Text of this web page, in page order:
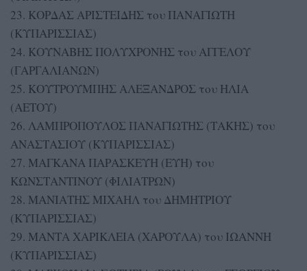
23. ΚΟΡΔΑΣ ΑΡΙΣΤΕΙΔΗΣ του ΠΑΝΑΓΙΩΤΗ
(ΚΥΠΑΡΙΣΣΙΑΣ)
24. ΚΟΥΝΑΒΗΣ ΠΟΛΥΧΡΟΝΗΣ του ΑΓΓΕΛΟΥ
(ΓΑΡΓΑΛΙΑΝΩΝ)
25. ΚΟΥΤΡΟΥΜΠΗΣ ΑΛΕΞΑΝΔΡΟΣ του ΗΛΙΑ
(ΑΕΤΟΥ)
26. ΛΑΜΠΡΟΠΟΥΛΟΣ ΠΑΝΑΓΙΩΤΗΣ (ΤΑΚΗΣ) του
ΑΝΑΣΤΑΣΙΟΥ (ΚΥΠΑΡΙΣΣΙΑΣ)
27. ΜΑΓΚΑΝΑ ΠΑΡΑΣΚΕΥΗ (ΕΥΗ) του
ΚΩΝΣΤΑΝΤΙΝΟΥ (ΦΙΛΙΑΤΡΩΝ)
28. ΜΑΝΙΑΤΗΣ ΜΙΧΑΗΛ του ΔΗΜΗΤΡΙΟΥ
(ΚΥΠΑΡΙΣΣΙΑΣ)
29. ΜΑΝΤΑ ΧΑΡΙΚΛΕΙΑ (ΧΑΡΟΥΛΑ) του ΙΩΑΝΝΗ
(ΚΥΠΑΡΙΣΣΙΑΣ)